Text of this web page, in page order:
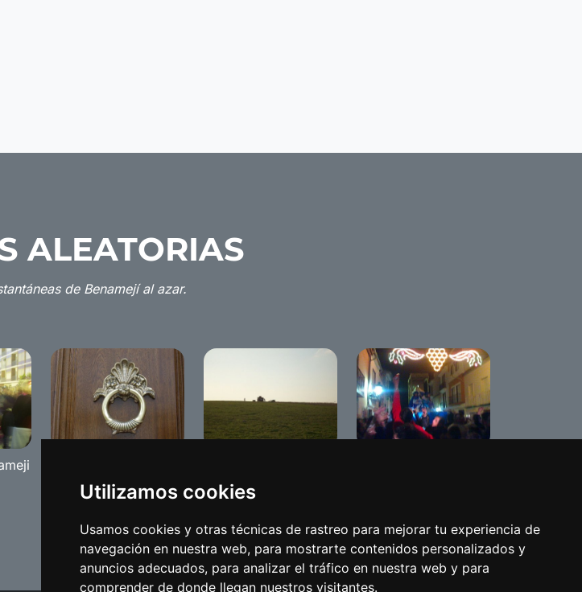
Utilizamos cookies
Usamos cookies y otras técnicas de rastreo para mejorar tu experiencia de
navegación en nuestra web, para mostrarte contenidos personalizados y
anuncios adecuados, para analizar el tráfico en nuestra web y para
comprender de donde llegan nuestros visitantes.
ALEATORIAS
de Benamejí al azar.
de Benamejí